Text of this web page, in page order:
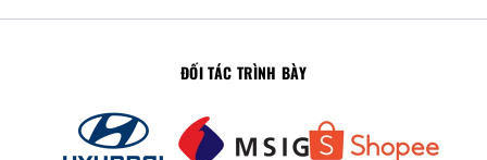
ĐỐI TÁC TRÌNH BÀY